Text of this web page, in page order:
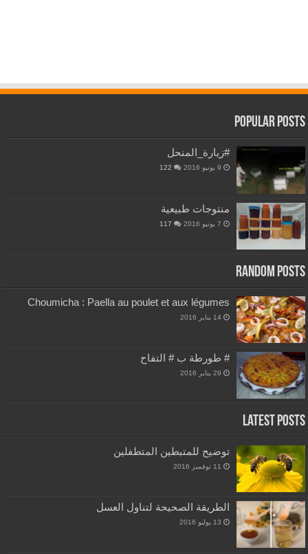
Popular Posts
#زيارة_المنحل
9 يونيو 2016 122
منتوجات طبيعية
7 يونيو 2016 117
Random Posts
Choumicha : Paella au poulet et aux légumes
14 يناير 2016
# طورطة ب # التفاح
29 يناير 2016
Latest Posts
توضيح للمتبطين المتطفلين
11 نوفمبر 2016
الطريقة الصحيحة لتناول العسل
13 يوليو 2016